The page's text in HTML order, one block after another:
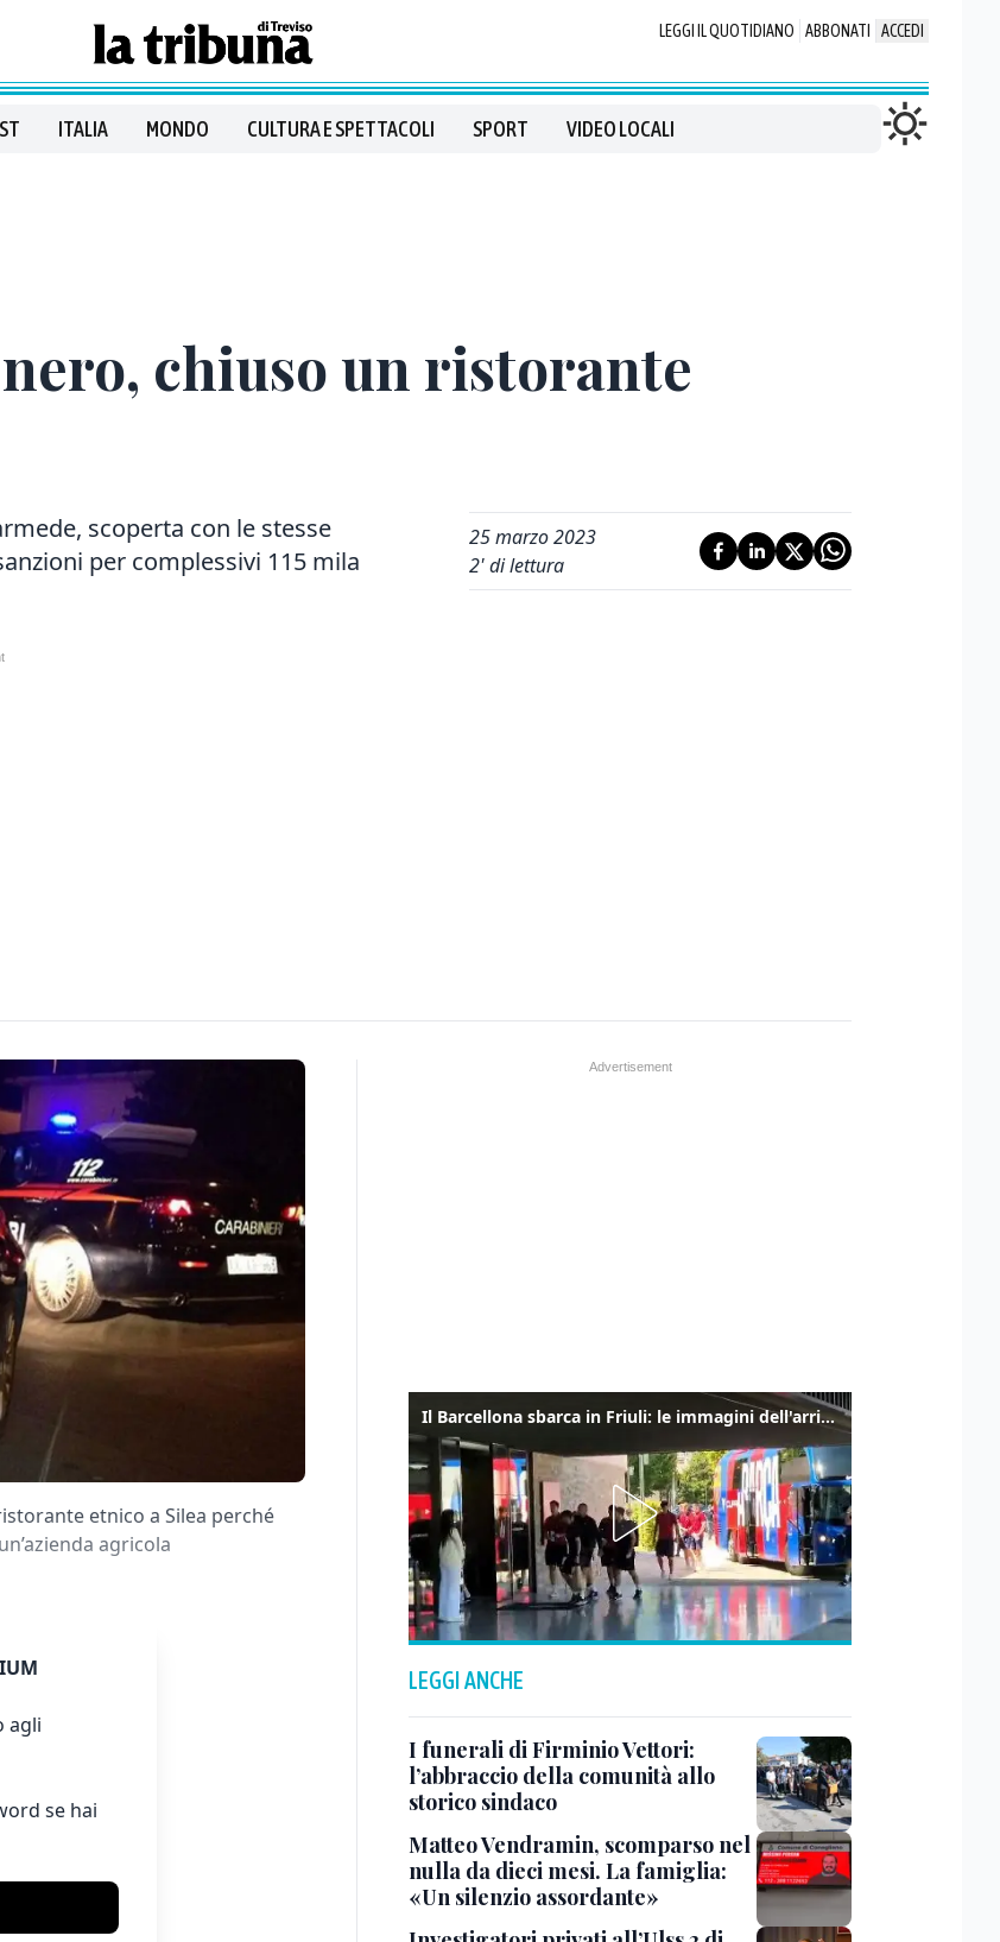
LEGGI IL QUOTIDIANO ABBONATI ACCEDI
ITALIA MONDO CULTURA E SPETTACOLI SPORT VIDEO LOCALI
chiuso un ristorante
scoperta con le stesse
per complessivi 115 mila
25 marzo 2023
2' di lettura
etnico a Silea perché
agricola
agli
se hai
Il Barcellona sbarca in Friuli: le immagini dell'arrivo in albergo
LEGGI ANCHE
I funerali di Firminio Vettori:
l’abbraccio della comunità allo
storico sindaco
Matteo Vendramin, scomparso nel
nulla da dieci mesi. La famiglia:
«Un silenzio assordante»